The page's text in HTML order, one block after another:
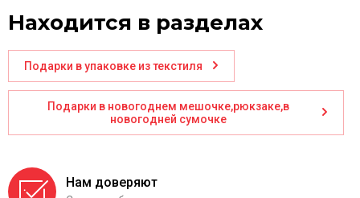
Находится в разделах
Подарки в упаковке из текстиля
Подарки в новогоднем мешочке,рюкзаке,в
новогодней сумочке
Нам доверяют